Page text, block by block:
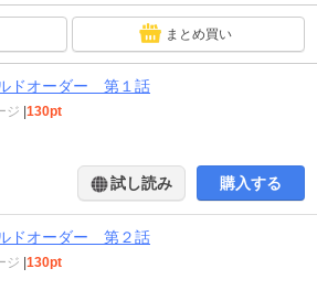
まとめ買い
ドオーダー 第１話
ジ |130pt
試し読み 購入する
ドオーダー 第２話
ジ |130pt